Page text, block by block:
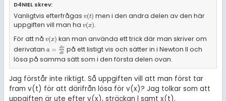
D4NIEL skrev:
Vanligtvis efterfrågas v(t)
v(t) men i den andra delen av den här
uppgiften vill man ha v(x)
v(x).
För att nå v(x)
v(x) kan man använda ett trick där man skriver om
derivatan a = dv
dt
a =dvdt
på ett listigt vis och sätter in i Newton II och
lösa på samma sätt som i den första delen ovan.
Jag förstår inte riktigt. Så uppgiften vill att man först tar
fram v(t) för att därifrån lösa för v(x)? Jag tolkar som att
uppgiften är ute efter v(x), sträckan l samt x(t).